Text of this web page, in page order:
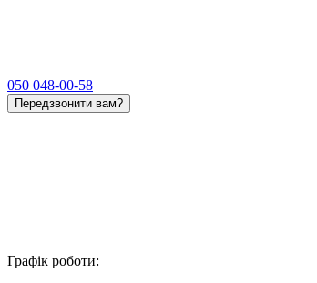
050 048-00-58
Передзвонити вам?
Графік роботи: